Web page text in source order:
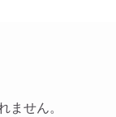
ません。